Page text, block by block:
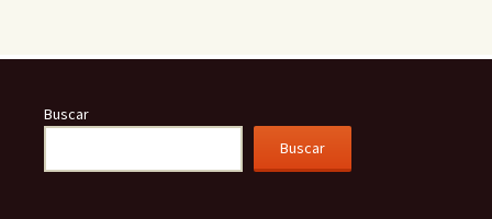
Buscar
Buscar